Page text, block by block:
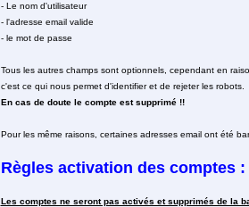
- Le nom d'utilisateur
- l'adresse email valide
- le mot de passe
Tous les autres champs sont optionnels, cependant en
c'est ce qui nous permet d'identifier et de rejeter les robots.
En cas de doute le compte est supprimé !!
Pour les même raisons, certaines adresses email ont été
Règles activation des comptes :
Les comptes ne seront pas activés et supprimés de la